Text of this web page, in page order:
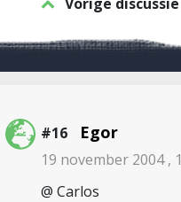
#16 Egor
19 november 2004 ,
@ Carlos